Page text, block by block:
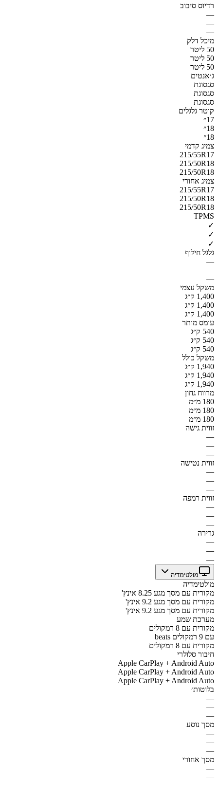
רדיוס סיבוב
—
—
—
מיכל דלק
50 ליטר
50 ליטר
50 ליטר
ג׳אנטים
סגסוגת
סגסוגת
סגסוגת
קוטר גלגלים
17״
18״
18״
צמיג קדמי
215/55R17
215/50R18
215/50R18
צמיג אחורי
215/55R17
215/50R18
215/50R18
TPMS
✓
✓
✓
גלגל חילוף
—
—
—
משקל עצמי
1,400 ק״ג
1,400 ק״ג
1,400 ק״ג
עומס מותר
540 ק״ג
540 ק״ג
540 ק״ג
משקל כולל
1,940 ק״ג
1,940 ק״ג
1,940 ק״ג
מרווח גחון
180 מ״מ
180 מ״מ
180 מ״מ
זווית גישה
—
—
—
זווית נטישה
—
—
—
זווית רמפה
—
—
—
גרירה
—
—
—
מולטימדיה
מולטימדיה
מקורית עם מסך מגע 8.25 אינץ'
מקורית עם מסך מגע 9.2 אינץ'
מקורית עם מסך מגע 9.2 אינץ'
מערכת שמע
מקורית עם 8 רמקולים
beats עם 9 רמקולים
מקורית עם 8 רמקולים
חיבור סלולרי
Apple CarPlay + Android Auto
Apple CarPlay + Android Auto
Apple CarPlay + Android Auto
בלוטות׳
—
—
—
מסך נוסע
—
—
—
מסך אחורי
—
—